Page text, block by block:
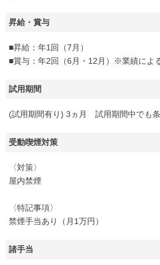
昇給・賞与
■昇給：年1回（7月）
■賞与：年2回（6月・12月）※業績によ
試用期間
(試用期間有り) 3ヵ月 試用期間中でも条
受動喫煙対策
〈対策〉
屋内禁煙
〈特記事項〉
禁煙手当あり（月1万円）
諸手当